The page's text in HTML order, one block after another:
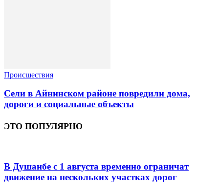
Происшествия
Сели в Айнинском районе повредили дома,
дороги и социальные объекты
ЭТО ПОПУЛЯРНО
В Душанбе с 1 августа временно ограничат
движение на нескольких участках дорог